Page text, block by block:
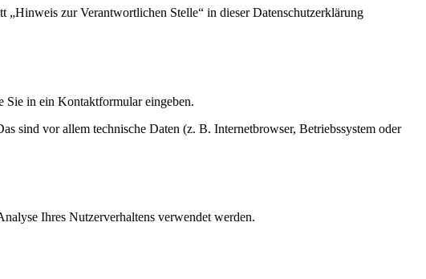
„Hinweis zur Verantwortlichen Stelle“ in dieser Datenschutzerklärung
Sie in ein Kontaktformular eingeben.
sind vor allem technische Daten (z. B. Internetbrowser, Betriebssystem oder
Ihres Nutzerverhaltens verwendet werden.